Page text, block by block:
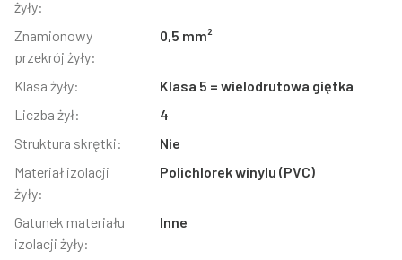
żyły:
Znamionowy
przekrój żyły:
0,5 mm²
Klasa żyły:
Klasa 5 = wielodrutowa giętka
Liczba żył:
4
Struktura skrętki:
Nie
Materiał izolacji
żyły:
Polichlorek winylu (PVC)
Gatunek materiału
izolacji żyły:
Inne